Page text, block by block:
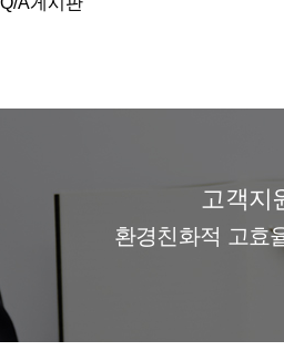
고객지
환경친화적 고효